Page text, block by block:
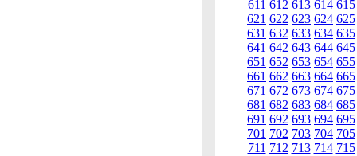
611 612 613 614 615
621 622 623 624 625
631 632 633 634 635
641 642 643 644 645
651 652 653 654 655
661 662 663 664 665
671 672 673 674 675
681 682 683 684 685
691 692 693 694 695
701 702 703 704 705
711 712 713 714 715